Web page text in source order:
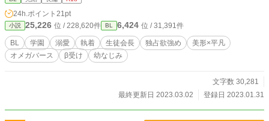
あり
24h.ポイント 21pt
小説 25,226 位 / 228,620件 BL 6,424 位 / 31,391件
BL 学園 溺愛 執着 生徒会長 独占欲強め
美形×平凡
オメガバース
β受け 幼なじみ
文字数 30,281
最終更新日 2023.03.02
登録日 2023.01.31